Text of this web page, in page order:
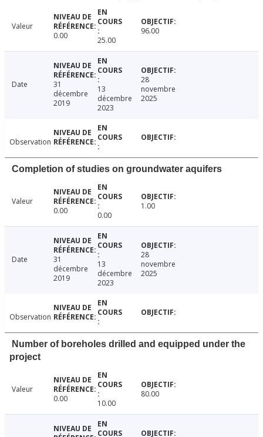
Valeur
0.00
25.00
96.00
Date
31
décembre
2019
13
décembre
2023
28
novembre
2025
Observation
Completion of studies on groundwater aquifers
Valeur
0.00
0.00
1.00
Date
31
décembre
2019
13
décembre
2023
28
novembre
2025
Observation
Number of boreholes drilled and equipped under the
project
Valeur
0.00
10.00
80.00